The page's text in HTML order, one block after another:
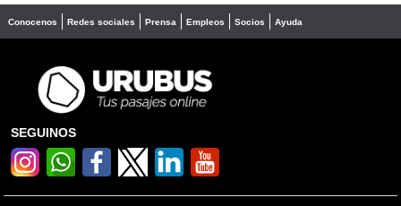
Conocenos Redes sociales Prensa Empleos Socios Ayuda
SEGUINOS